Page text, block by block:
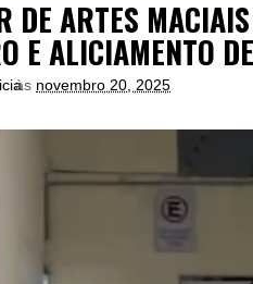
DE ARTES
E ALICIAMENTO
às novembro 20, 2025